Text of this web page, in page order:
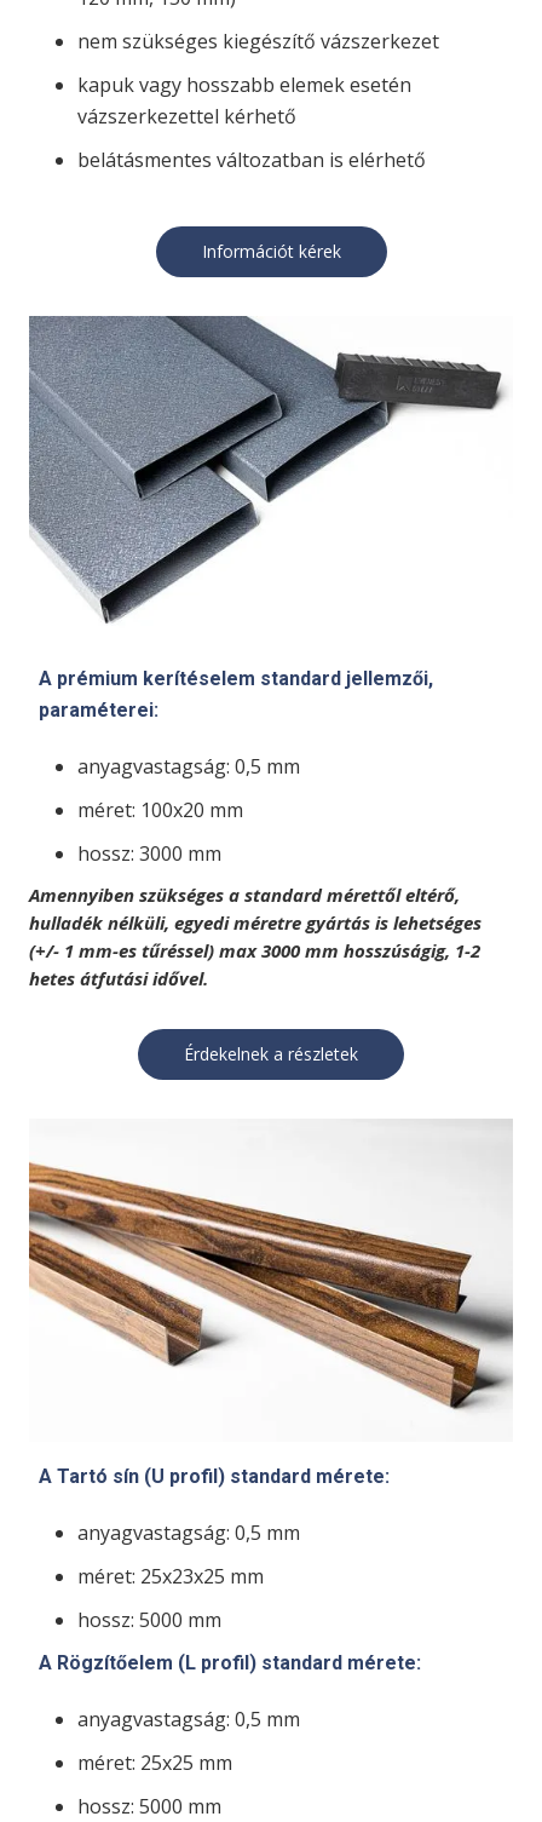
nem szükséges kiegészítő vázszerkezet
kapuk vagy hosszabb elemek esetén
vázszerkezettel kérhető
belátásmentes változatban is elérhető
Információt kérek
A prémium kerítéselem standard jellemzői,
paraméterei:
anyagvastagság: 0,5 mm
méret: 100x20 mm
hossz: 3000 mm
Amennyiben szükséges a standard mérettől eltérő,
hulladék nélküli, egyedi méretre gyártás is lehetséges
(+/- 1 mm-es tűréssel) max 3000 mm hosszúságig, 1-2
hetes átfutási idővel.
Érdekelnek a részletek
A Tartó sín (U profil) standard mérete:
anyagvastagság: 0,5 mm
méret: 25x23x25 mm
hossz: 5000 mm
A Rögzítőelem (L profil) standard mérete:
anyagvastagság: 0,5 mm
méret: 25x25 mm
hossz: 5000 mm